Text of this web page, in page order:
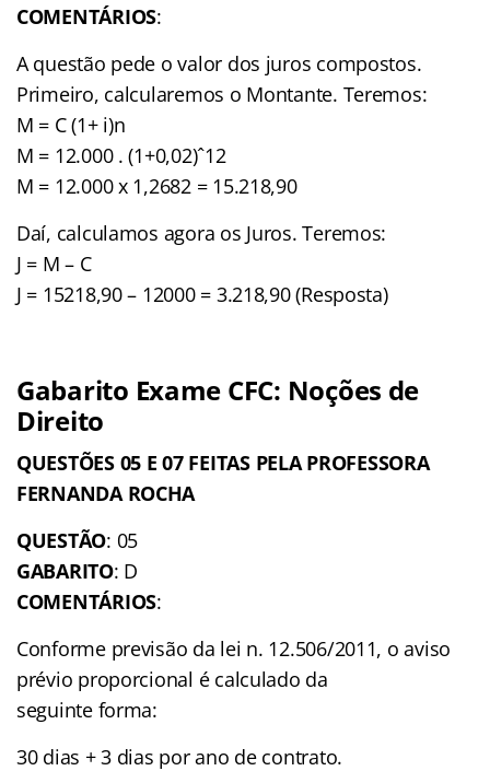
COMENTÁRIOS:
A questão pede o valor dos juros compostos.
Primeiro, calcularemos o Montante. Teremos:
M = C (1+ i)n
M = 12.000 . (1+0,02)ˆ12
M = 12.000 x 1,2682 = 15.218,90
Daí, calculamos agora os Juros. Teremos:
J = M – C
J = 15218,90 – 12000 = 3.218,90 (Resposta)
Gabarito Exame CFC: Noções de
Direito
QUESTÕES 05 E 07 FEITAS PELA PROFESSORA
FERNANDA ROCHA
QUESTÃO: 05
GABARITO: D
COMENTÁRIOS:
Conforme previsão da lei n. 12.506/2011, o aviso
prévio proporcional é calculado da
seguinte forma:
30 dias + 3 dias por ano de contrato.